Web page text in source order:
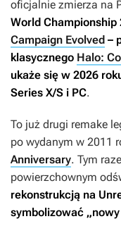
oficjalnie zmierza na
World
Campaign Evolved –
klasycznego Halo:
ukaże się w 2026
Series X/S i PC.
To już drugi remake
po wydanym w 2011
Anniversary. Tym
powierzchownym
rekonstrukcją na
symbolizować